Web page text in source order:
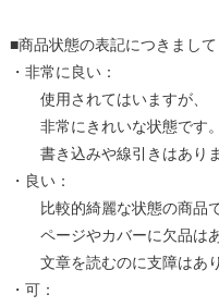
■商品状態の表記につきまして
・非常に良い：
使用されてはいますが、
非常にきれいな状態です。
書き込みや線引きはありま
・良い：
比較的綺麗な状態の商品で
ページやカバーに欠品はあ
文章を読むのに支障はあり
・可：